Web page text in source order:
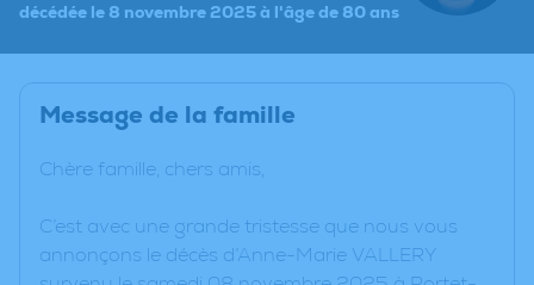
décédée le 8 novembre 2025 à l'âge de 80 ans
Message de la famille
Chère famille, chers amis,
C’est avec une grande tristesse que nous vous
annonçons le décès d’Anne-Marie VALLERY